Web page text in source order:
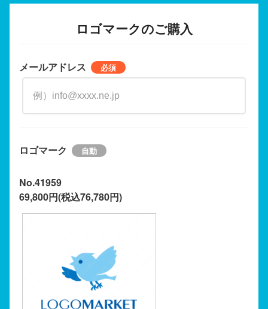
ロゴマークのご購入
メールアドレス
ロゴマーク
No.41959
69,800円(税込76,780円)